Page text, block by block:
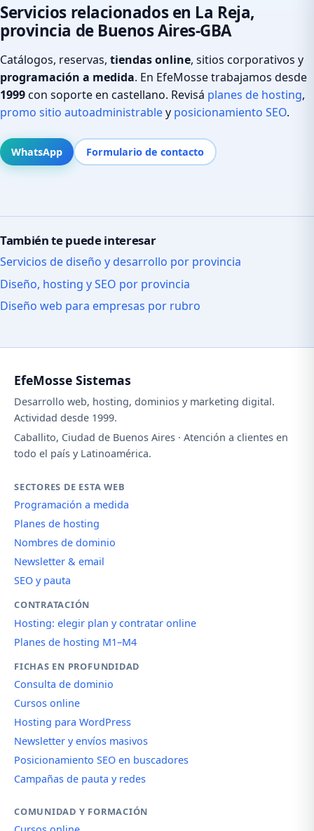
Servicios relacionados en La Reja,
provincia de Buenos Aires-GBA
Catálogos, reservas, tiendas online, sitios corporativos y
programación a medida. En EfeMosse trabajamos desde
1999con soporte en castellano. Revisá planes de hosting,
promo sitio autoadministrabley posicionamiento SEO.
WhatsApp Formulario de contacto
También te puede interesar
Servicios de diseño y desarrollo por provincia
Diseño, hosting y SEO por provincia
Diseño web para empresas por rubro
EfeMosse Sistemas
Desarrollo web, hosting, dominios y marketing digital.
Actividad desde 1999.
Caballito, Ciudad de Buenos Aires · Atención a clientes en
todo el país y Latinoamérica.
SECTORES DE ESTA WEB
Programación a medida
Planes de hosting
Nombres de dominio
Newsletter & email
SEO y pauta
CONTRATACIÓN
Hosting: elegir plan y contratar online
Planes de hosting M1–M4
FICHAS EN PROFUNDIDAD
Consulta de dominio
Cursos online
Hosting para WordPress
Newsletter y envíos masivos
Posicionamiento SEO en buscadores
Campañas de pauta y redes
COMUNIDAD Y FORMACIÓN